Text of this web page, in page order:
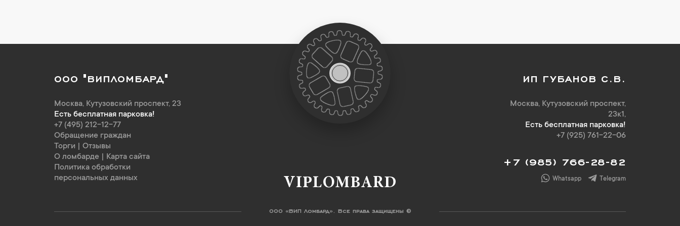
ООО "ВИПЛОМБАРД"
Москва, Кутузовский проспект, 23
Есть бесплатная парковка!
+7 (495) 212-12-77
Обращение граждан
Торги
Отзывы
О ломбарде
Карта сайта
Политика обработки
персональных данных
ИП ГУБАНОВ С.В.
Москва, Кутузовский проспект,
23к1,
Есть бесплатная парковка!
+7 (925) 761-22-06
+7 (985) 766-28-82
Whatsapp Telegram
VIPLOMBARD
ООО «ВИП Ломбард». Все права защищены ©